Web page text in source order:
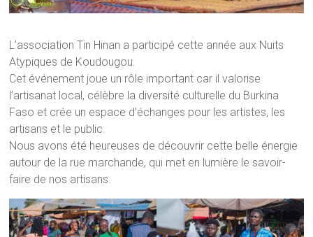
L’association Tin Hinan a participé cette année aux Nuits
Atypiques de Koudougou.
Cet événement joue un rôle important car il valorise
l’artisanat local, célèbre la diversité culturelle du Burkina
Faso et crée un espace d’échanges pour les artistes, les
artisans et le public.
Nous avons été heureuses de découvrir cette belle énergie
autour de la rue marchande, qui met en lumière le savoir-
faire de nos artisans.